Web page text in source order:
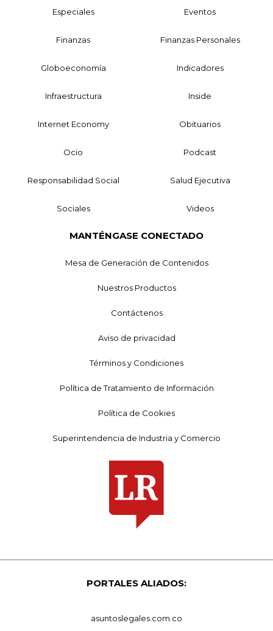
Especiales Eventos
Finanzas Finanzas Personales
Globoeconomía Indicadores
Infraestructura Inside
Internet Economy Obituarios
Ocio Podcast
Responsabilidad Social Salud Ejecutiva
Sociales Videos
MANTÉNGASE CONECTADO
Mesa de Generación de Contenidos
Nuestros Productos
Contáctenos
Aviso de privacidad
Términos y Condiciones
Política de Tratamiento de Información
Política de Cookies
Superintendencia de Industria y Comercio
PORTALES ALIADOS:
asuntoslegales.com.co